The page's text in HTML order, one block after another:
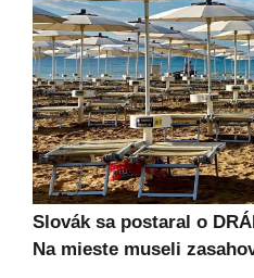
Slovák sa postaral o
Na mieste museli